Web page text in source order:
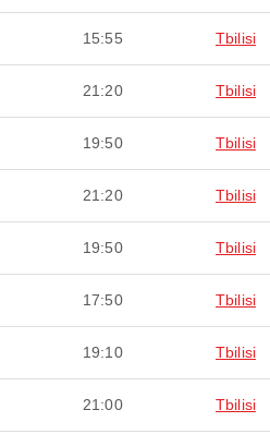
15:55 Tbilisi
21:20 Tbilisi
19:50 Tbilisi
21:20 Tbilisi
19:50 Tbilisi
17:50 Tbilisi
19:10 Tbilisi
21:00 Tbilisi